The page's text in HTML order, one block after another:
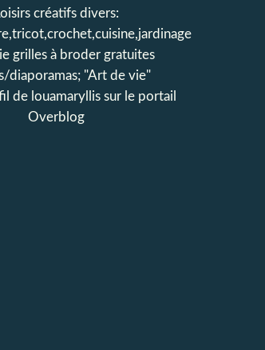
créatifs divers:
grilles à broder gratuites
diaporamas; "Art de vie"
de louamaryllis sur le portail
Overblog